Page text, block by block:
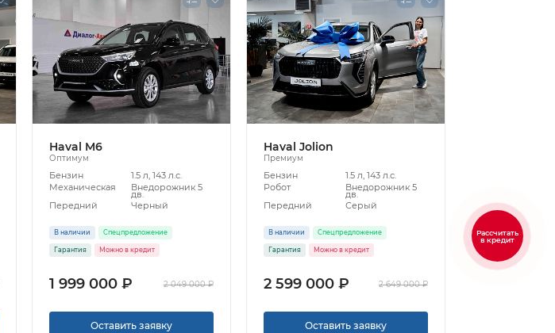
Haval M6
Оптимум
Бензин
1.5 л, 143 л.с.
Механическая
Внедорожник 5
дв.
Передний
Черный
В наличии Спецпредложение
Гарантия Можно в кредит
1 999 000 ₽ 2 049 000 ₽
Оставить заявку
Haval Jolion
Премиум
Бензин
1.5 л, 143 л.с.
Робот
Внедорожник 5
дв.
Передний
Серый
В наличии Спецпредложение
Гарантия Можно в кредит
2 599 000 ₽ 2 649 000 ₽
Оставить заявку
Рассчитать
в кредит